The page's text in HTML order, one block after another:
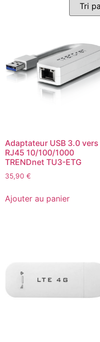
Adaptateur USB 3.0 vers
RJ45 10/100/1000
TRENDnet TU3-ETG
35,90 €
Ajouter au panier